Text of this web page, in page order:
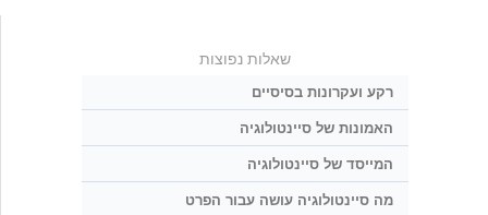
שאלות נפוצות
רקע ועקרונות בסיסיים
האמונות של סיינטולוגיה
המייסד של סיינטולוגיה
מה סיינטולוגיה עושה עבור הפרט